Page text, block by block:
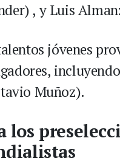
, y Luis
jóvenes
Muñoz).
los